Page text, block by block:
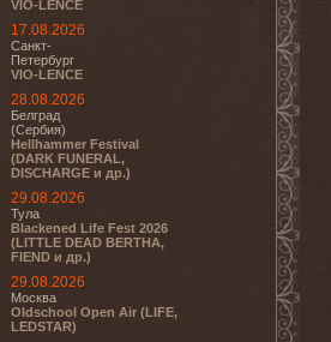
VIO-LENCE
17.08.2026
Санкт-
Петербург
VIO-LENCE
28.08.2026
Белград
(Сербия)
Hellhammer Festival
(DARK FUNERAL,
DISCHARGE и др.)
29.08.2026
Тула
Blackened Life Fest 2026
(LITTLE DEAD BERTHA,
FIEND и др.)
29.08.2026
Москва
Oldschool Open Air (LIFE,
LEDSTAR)